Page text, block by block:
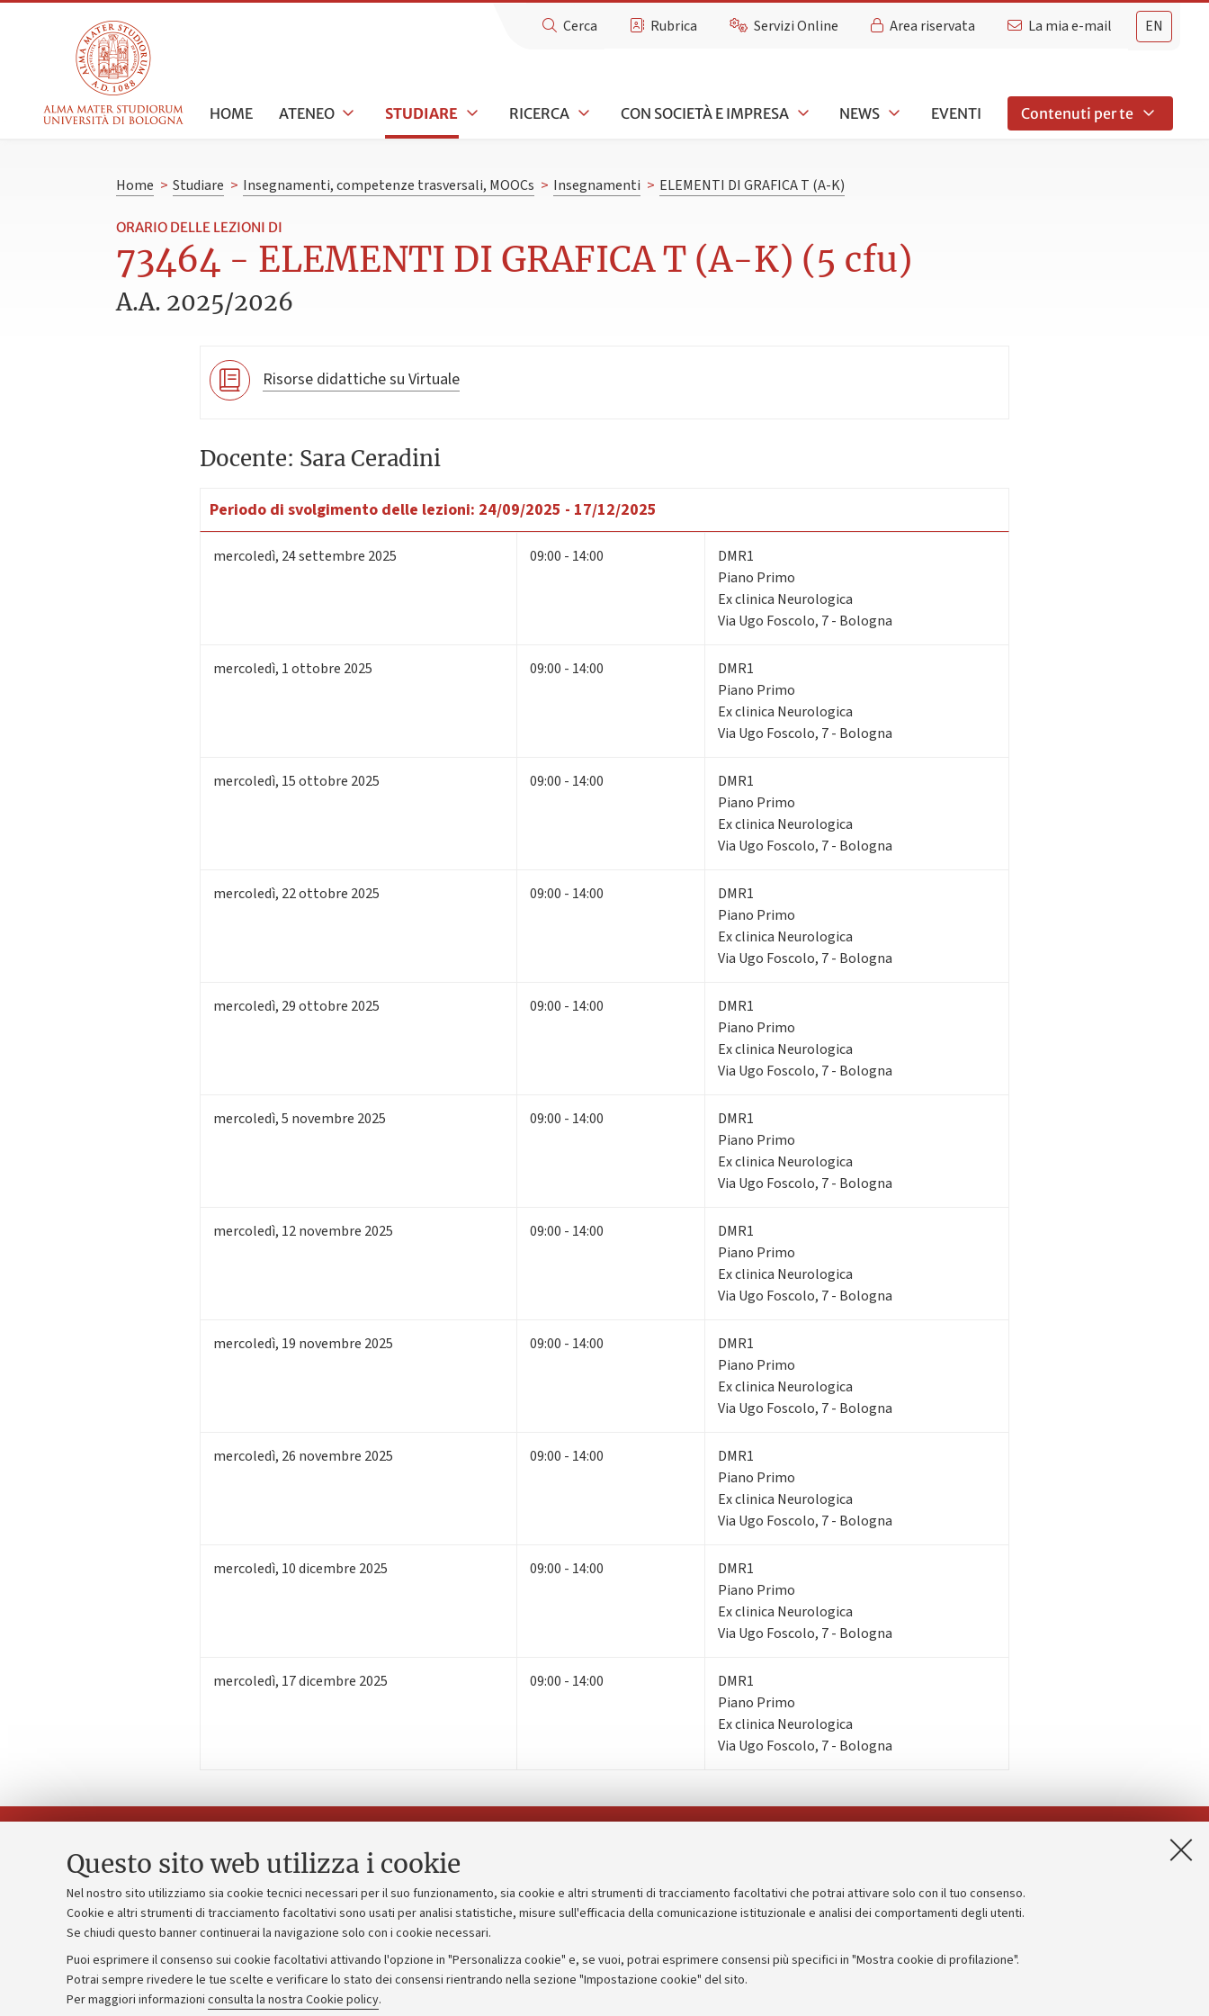
Questo sito web utilizza i cookie
Nel nostro sito utilizziamo sia cookie tecnici necessari per il suo funzionamento, sia cookie e altri strumenti di tracciamento facoltativi che potrai attivare solo con il tuo consenso.
Cookie e altri strumenti di tracciamento facoltativi sono usati per analisi statistiche, misure sull'efficacia della comunicazione istituzionale e analisi dei comportamenti degli utenti.
Se chiudi questo banner continuerai la navigazione solo con i cookie necessari.
Puoi esprimere il consenso sui cookie facoltativi attivando l'opzione in "Personalizza cookie" e, se vuoi, potrai esprimere consensi più specifici in "Mostra cookie di profilazione".
Potrai sempre rivedere le tue scelte e verificare lo stato dei consensi rientrando nella sezione "Impostazione cookie" del sito.
Per maggiori informazioni consulta la nostra Cookie policy.
EN
Cerca Rubrica Servizi Online Area riservata La mia e-mail
HOME ATENEO STUDIARE RICERCA CON SOCIETÀ E IMPRESA NEWS EVENTI Contenuti per te
Home > Studiare > Insegnamenti, competenze trasversali, MOOCs > Insegnamenti > ELEMENTI DI GRAFICA T (A-K)
ORARIO DELLE LEZIONI DI
73464 - ELEMENTI DI GRAFICA T (A-K) (5 cfu)
A.A. 2025/2026
Risorse didattiche su Virtuale
Docente: Sara Ceradini
Periodo di svolgimento delle lezioni: 24/09/2025 - 17/12/2025
mercoledì, 24settembre 2025 09:00 - 14:00
DMR1
Piano Primo
Ex clinica Neurologica
Via Ugo Foscolo, 7 - Bologna
mercoledì, 1ottobre 2025 09:00 - 14:00
DMR1
Piano Primo
Ex clinica Neurologica
Via Ugo Foscolo, 7 - Bologna
mercoledì, 15ottobre 2025 09:00 - 14:00
DMR1
Piano Primo
Ex clinica Neurologica
Via Ugo Foscolo, 7 - Bologna
mercoledì, 22ottobre 2025 09:00 - 14:00
DMR1
Piano Primo
Ex clinica Neurologica
Via Ugo Foscolo, 7 - Bologna
mercoledì, 29ottobre 2025 09:00 - 14:00
DMR1
Piano Primo
Ex clinica Neurologica
Via Ugo Foscolo, 7 - Bologna
mercoledì,5 novembre 2025 09:00 - 14:00
DMR1
Piano Primo
Ex clinica Neurologica
Via Ugo Foscolo, 7 - Bologna
mercoledì, 12novembre 2025 09:00 - 14:00
DMR1
Piano Primo
Ex clinica Neurologica
Via Ugo Foscolo, 7 - Bologna
mercoledì, 19 novembre 2025 09:00 - 14:00
DMR1
Piano Primo
Ex clinica Neurologica
Via Ugo Foscolo, 7 - Bologna
mercoledì, 26 novembre 2025 09:00 - 14:00
DMR1
Piano Primo
Ex clinica Neurologica
Via Ugo Foscolo, 7 - Bologna
mercoledì, 10dicembre 2025 09:00 - 14:00
DMR1
Piano Primo
Ex clinica Neurologica
Via Ugo Foscolo, 7 - Bologna
mercoledì, 17dicembre 2025 09:00 - 14:00
DMR1
Piano Primo
Ex clinica Neurologica
Via Ugo Foscolo, 7 - Bologna
Contatti e PEC
Uffici dell'amministrazione generale
Lavora con noi
Alumni community
Piano strategico
Bilanci
Donazioni e 5x1000
Merchandising - UniboStore
Bandi, gare e concorsi
Amministrazione trasparente
Informazioni sul sito e accessibilità
Privacy e note legali